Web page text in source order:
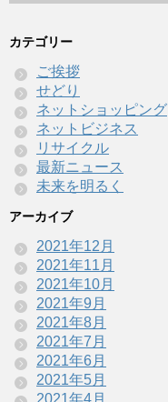
カテゴリー
ご挨拶
せどり
ネットショッピング
ネットビジネス
リサイクル
最新ニュース
未来を明るく
アーカイブ
2021年12月
2021年11月
2021年10月
2021年9月
2021年8月
2021年7月
2021年6月
2021年5月